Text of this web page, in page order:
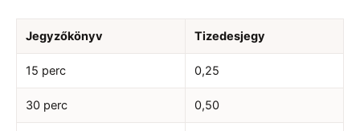
Jegyzőkönyv Tizedesjegy
15 perc 0,25
30 perc 0,50